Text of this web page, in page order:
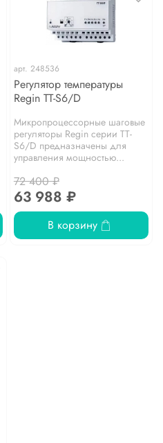
арт. 248536
Регулятор температуры
Regin ТТ-S6/D
Микропроцессорные шаговые
регуляторы Regin серии ТТ-
S6/D предназначены для
управления мощностью...
72 400 ₽
63 988 ₽
В корзину